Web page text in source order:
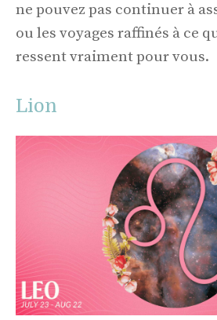
ne pouvez pas continuer à
ou les voyages raffinés à ce
ressent vraiment pour vous.
Lion